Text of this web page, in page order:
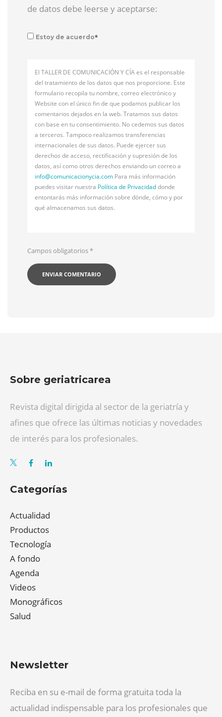
de datos debe leerse y aceptarse:
Estoy de acuerdo*
El TALLER DE COMUNICACIÓN Y CÍA es el responsable
del tratamiento de los datos que nos proporcione. Este
formulario recopila tu nombre, correo electrónico y
Website con el único fin de que podamos publicar los
comentarios dejados en la web. Tratamos sus datos
con base en tu consentimiento. No cedemos sus datos
a terceros. Tampoco realizamos transferencias
internacionales de sus datos. Puede ejercer sus
derechos de acceso, rectificación y supresión de los
datos, así como otros derechos enviando un correo a
info@comunicacionycia.com Para más información
puedes visitar nuestra Política de Privacidaddonde
entontarás más información sobre dónde, cómo y por
qué almacenamos sus datos.
Campos obligatorios*
Sobre geriatricarea
Revista digital dirigida al sector de la geriatría y
afines que ofrece las últimas noticias y novedades
de interés para los profesionales.
Categorías
Actualidad
Productos
Tecnología
A fondo
Agenda
Videos
Monográficos
Salud
Newsletter
Reciba en su e-mail de forma gratuita toda la
actualidad indispensable para los profesionales que